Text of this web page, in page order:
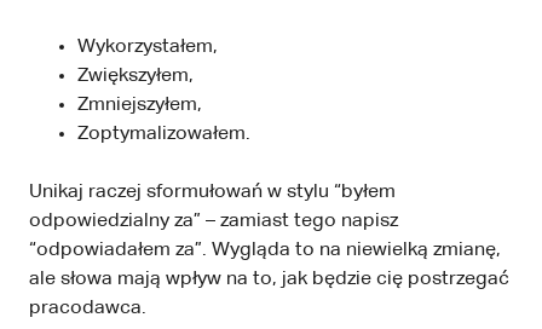
Wykorzystałem,
Zwiększyłem,
Zmniejszyłem,
Zoptymalizowałem.
Unikaj raczej sformułowań w stylu “byłem
odpowiedzialny za” – zamiast tego napisz
“odpowiadałem za”. Wygląda to na niewielką zmianę,
ale słowa mają wpływ na to, jak będzie cię postrzegać
pracodawca.